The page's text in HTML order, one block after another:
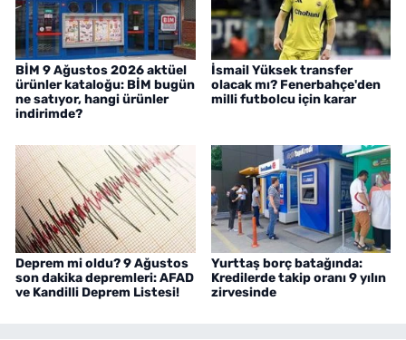
BİM 9 Ağustos 2026 aktüel
ürünler kataloğu: BİM bugün
ne satıyor, hangi ürünler
indirimde?
İsmail Yüksek transfer
olacak mı? Fenerbahçe'den
milli futbolcu için karar
Deprem mi oldu? 9 Ağustos
son dakika depremleri: AFAD
ve Kandilli Deprem Listesi!
Yurttaş borç batağında:
Kredilerde takip oranı 9 yılın
zirvesinde